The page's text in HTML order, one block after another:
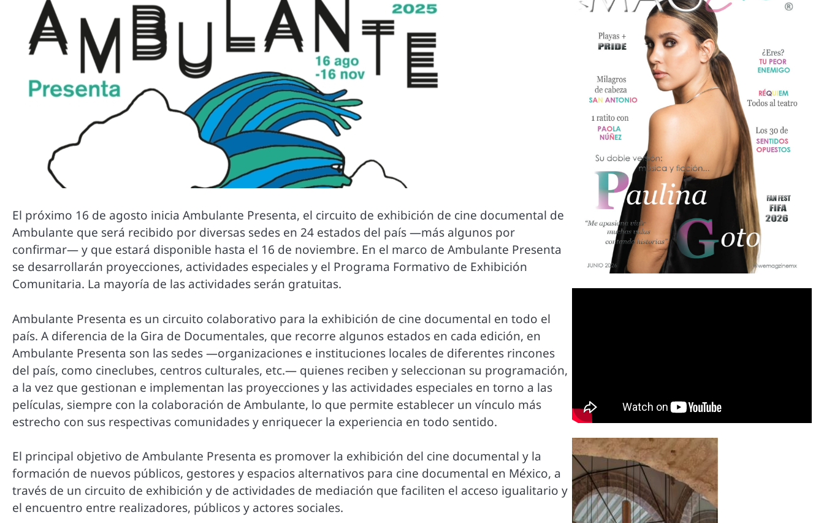
El próximo 16 de agosto inicia Ambulante Presenta, el circuito de exhibición de cine documental de
Ambulante que será recibido por diversas sedes en 24 estados del país —más algunos por
confirmar— y que estará disponible hasta el 16 de noviembre. En el marco de Ambulante Presenta
se desarrollarán proyecciones, actividades especiales y el Programa Formativo de Exhibición
Comunitaria. La mayoría de las actividades serán gratuitas.
Ambulante Presenta es un circuito colaborativo para la exhibición de cine documental en todo el
país. A diferencia de la Gira de Documentales, que recorre algunos estados en cada edición, en
Ambulante Presenta son las sedes —organizaciones e instituciones locales de diferentes rincones
del país, como cineclubes, centros culturales, etc.— quienes reciben y seleccionan su programación,
a la vez que gestionan e implementan las proyecciones y las actividades especiales en torno a las
películas, siempre con la colaboración de Ambulante, lo que permite establecer un vínculo más
estrecho con sus respectivas comunidades y enriquecer la experiencia en todo sentido.
El principal objetivo de Ambulante Presenta es promover la exhibición del cine documental y la
formación de nuevos públicos, gestores y espacios alternativos para cine documental en México, a
través de un circuito de exhibición y de actividades de mediación que faciliten el acceso igualitario y
el encuentro entre realizadores, públicos y actores sociales.